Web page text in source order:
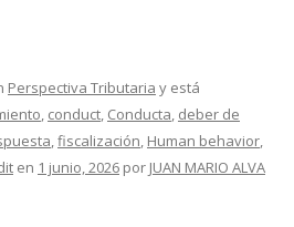
Perspectiva Tributaria y está
, conduct, Conducta, deber de
,fiscalización, Human behavior,
en 1 junio, 2026 por JUAN MARIO ALVA